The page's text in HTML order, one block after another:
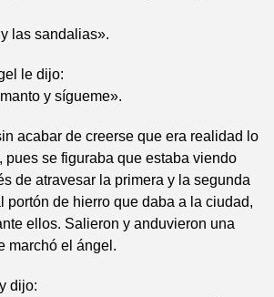
las sandalias».
le dijo:
y sígueme».
acabar de creerse que era realidad lo
pues se figuraba que estaba viendo
de atravesar la primera y la segunda
portón de hierro que daba a la ciudad,
ellos. Salieron y anduvieron una
marchó el ángel.
dijo: